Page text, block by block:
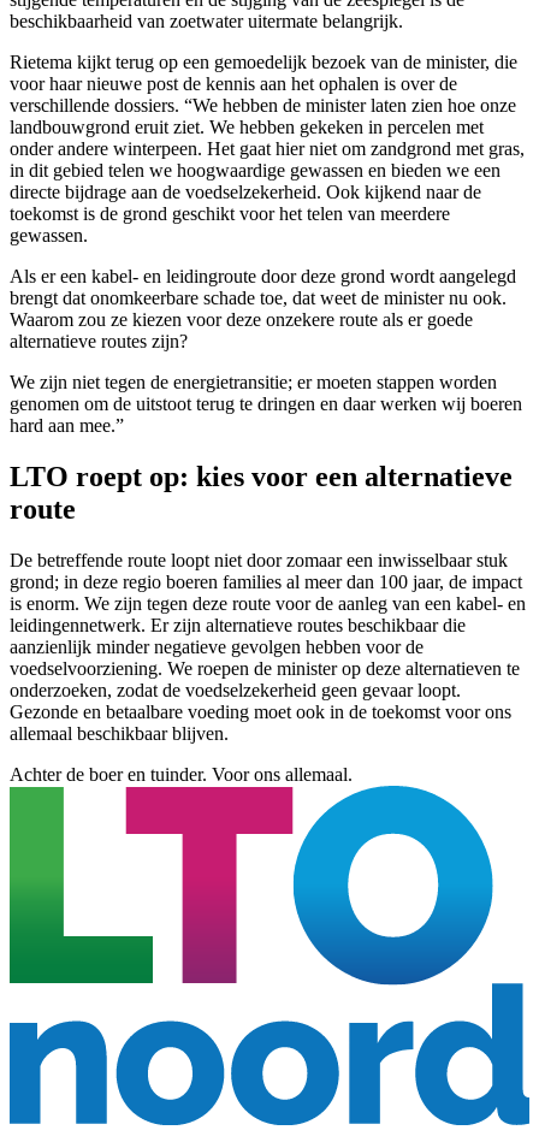
beschikbaarheid van zoetwater uitermate belangrijk.
Rietema kijkt terug op een gemoedelijk bezoek van de minister, die
voor haar nieuwe post de kennis aan het ophalen is over de
verschillende dossiers. “We hebben de minister laten zien hoe onze
landbouwgrond eruit ziet. We hebben gekeken in percelen met
onder andere winterpeen. Het gaat hier niet om zandgrond met gras,
in dit gebied telen we hoogwaardige gewassen en bieden we een
directe bijdrage aan de voedselzekerheid. Ook kijkend naar de
toekomst is de grond geschikt voor het telen van meerdere
gewassen.
Als er een kabel- en leidingroute door deze grond wordt aangelegd
brengt dat onomkeerbare schade toe, dat weet de minister nu ook.
Waarom zou ze kiezen voor deze onzekere route als er goede
alternatieve routes zijn?
We zijn niet tegen de energietransitie; er moeten stappen worden
genomen om de uitstoot terug te dringen en daar werken wij boeren
hard aan mee.”
LTO roept op: kies voor een alternatieve
route
De betreffende route loopt niet door zomaar een inwisselbaar stuk
grond; in deze regio boeren families al meer dan 100 jaar, de impact
is enorm. We zijn tegen deze route voor de aanleg van een kabel- en
leidingennetwerk. Er zijn alternatieve routes beschikbaar die
aanzienlijk minder negatieve gevolgen hebben voor de
voedselvoorziening. We roepen de minister op deze alternatieven te
onderzoeken, zodat de voedselzekerheid geen gevaar loopt.
Gezonde en betaalbare voeding moet ook in de toekomst voor ons
allemaal beschikbaar blijven.
Achter de boer en tuinder. Voor ons allemaal.